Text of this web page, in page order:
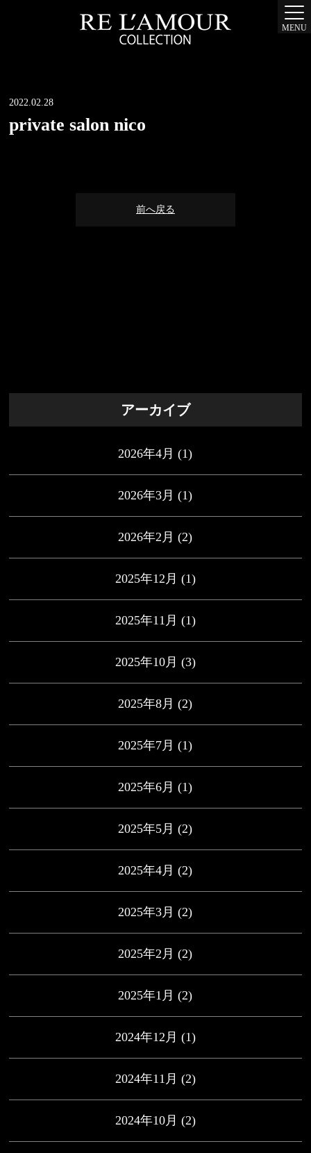
MENU
2022.02.28
private salon nico
前へ戻る
アーカイブ
2026年4月 (1)
2026年3月 (1)
2026年2月 (2)
2025年12月 (1)
2025年11月 (1)
2025年10月 (3)
2025年8月 (2)
2025年7月 (1)
2025年6月 (1)
2025年5月 (2)
2025年4月 (2)
2025年3月 (2)
2025年2月 (2)
2025年1月 (2)
2024年12月 (1)
2024年11月 (2)
2024年10月 (2)